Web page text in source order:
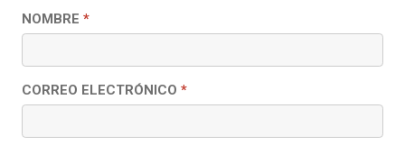
NOMBRE *
CORREO ELECTRÓNICO *